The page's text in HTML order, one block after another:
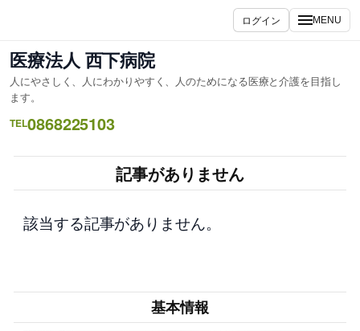
を
ス
キ
ッ
プ
ログイン MENU
医療法人 西下病院
人にやさしく、人にわかりやすく、人のためになる医療と介護を目指し
ます。
TEL0868225103
記事がありません
該当する記事がありません。
基本情報